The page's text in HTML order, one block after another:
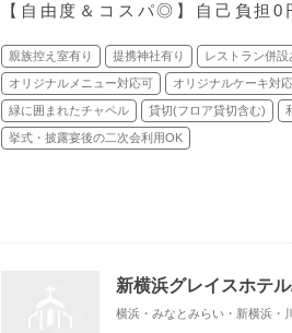
【自由度＆コスパ◎】自己負担0
親族控え室有り 提携神社有り レストラン併設
オリジナルメニュー対応可 オリジナルケーキ対
緑に囲まれたチャペル 貸切(フロア貸切含む)
挙式・披露宴後の二次会利用OK
新横浜グレイスホテ
横浜・みなとみらい・新横浜・